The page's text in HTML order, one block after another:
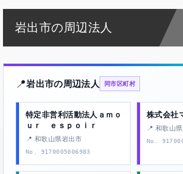
岩出市の周辺法人
📍岩出市の周辺法人 同市区町村
特定非営利活動法人ａｍｏ
ｕｒ ｅｓｐｏｉｒ
📍 和歌山県岩出市
No. 9170005006983
株式会社
📍 和歌山
No.